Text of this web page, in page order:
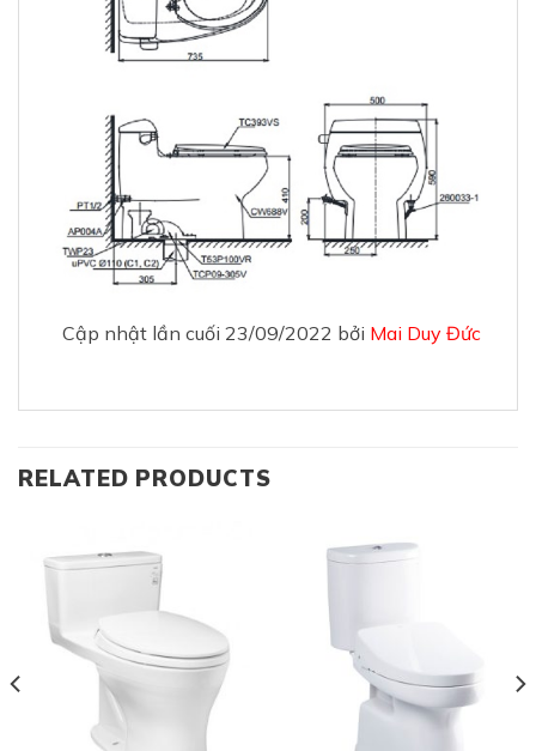
Cập nhật lần cuối 23/09/2022 bởi Mai Duy Đức
RELATED PRODUCTS